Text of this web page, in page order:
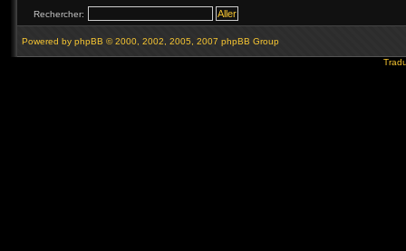
Rechercher:
Powered by phpBB © 2000, 2002, 2005, 2007 phpBB Group